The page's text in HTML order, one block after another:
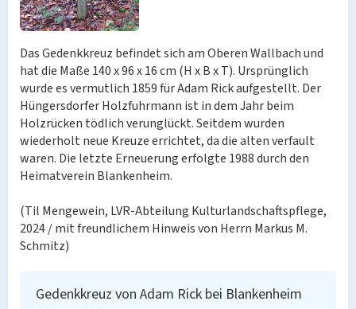
Das Gedenkkreuz befindet sich am Oberen Wallbach und
hat die Maße 140 x 96 x 16 cm (H x B x T). Ursprünglich
wurde es vermutlich 1859 für Adam Rick aufgestellt. Der
Hüngersdorfer Holzfuhrmann ist in dem Jahr beim
Holzrücken tödlich verunglückt. Seitdem wurden
wiederholt neue Kreuze errichtet, da die alten verfault
waren. Die letzte Erneuerung erfolgte 1988 durch den
Heimatverein Blankenheim.
(Til Mengewein, LVR-Abteilung Kulturlandschaftspflege,
2024 / mit freundlichem Hinweis von Herrn Markus M.
Schmitz)
Gedenkkreuz von Adam Rick bei Blankenheim